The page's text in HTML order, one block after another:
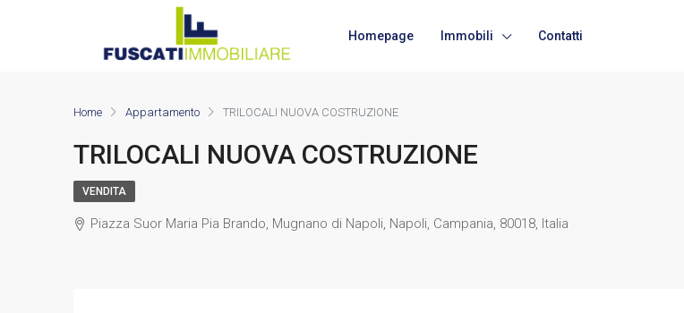
Homepage Immobili Contatti
Home Appartamento TRILOCALI NUOVA COSTRUZIONE
TRILOCALI NUOVA COSTRUZIONE
VENDITA
Piazza Suor Maria Pia Brando, Mugnano di Napoli, Napoli, Campania, 80018, Italia